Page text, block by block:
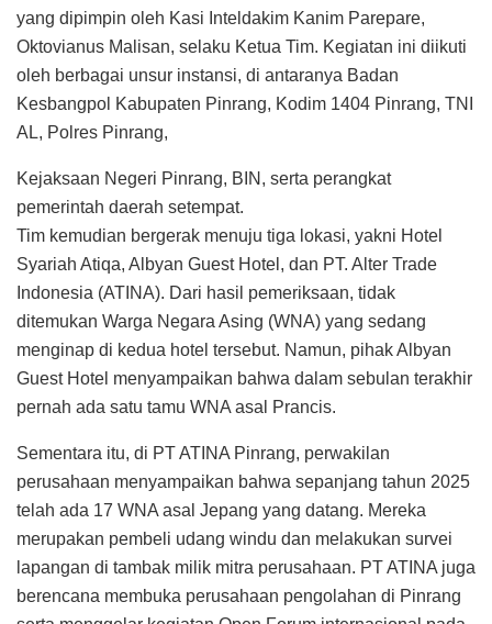
yang dipimpin oleh Kasi Inteldakim Kanim Parepare,
Oktovianus Malisan, selaku Ketua Tim. Kegiatan ini diikuti
oleh berbagai unsur instansi, di antaranya Badan
Kesbangpol Kabupaten Pinrang, Kodim 1404 Pinrang, TNI
AL, Polres Pinrang,
Kejaksaan Negeri Pinrang, BIN, serta perangkat
pemerintah daerah setempat.
Tim kemudian bergerak menuju tiga lokasi, yakni Hotel
Syariah Atiqa, Albyan Guest Hotel, dan PT. Alter Trade
Indonesia (ATINA). Dari hasil pemeriksaan, tidak
ditemukan Warga Negara Asing (WNA) yang sedang
menginap di kedua hotel tersebut. Namun, pihak Albyan
Guest Hotel menyampaikan bahwa dalam sebulan terakhir
pernah ada satu tamu WNA asal Prancis.
Sementara itu, di PT ATINA Pinrang, perwakilan
perusahaan menyampaikan bahwa sepanjang tahun 2025
telah ada 17 WNA asal Jepang yang datang. Mereka
merupakan pembeli udang windu dan melakukan survei
lapangan di tambak milik mitra perusahaan. PT ATINA juga
berencana membuka perusahaan pengolahan di Pinrang